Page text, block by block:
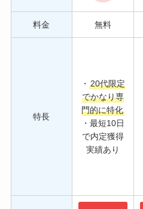
料金 無料
特長
・ 20代限定
でかなり専
門的に特化
・最短10日
で内定獲得
実績あり